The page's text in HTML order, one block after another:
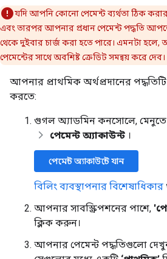
যদি আপনি কোনো পেমেন্ট ব্যর্থতা ঠিক
এবং তারপর আপনার প্রধান পেমেন্ট পদ্ধতি
থেকে দুইবার চার্জ করা হতে পারে। এমনটা
পেমেন্টের সাথে অবশিষ্ট ক্রেডিট সমন্বয় করে দেব।
আপনার প্রাথমিক অর্থপ্রদানের
করতে:
গুগল অ্যাডমিন কনসোলে, মেনুতে
পেমেন্ট অ্যাকাউন্ট ।
পেমেন্ট অ্যাকাউন্টে যান
বিলিং ব্যবস্থাপনার বিশেষাধিকার
আপনার সাবস্ক্রিপশনের পাশে,
ক্লিক করুন।
আপনার পেমেন্ট পদ্ধতিগুলো